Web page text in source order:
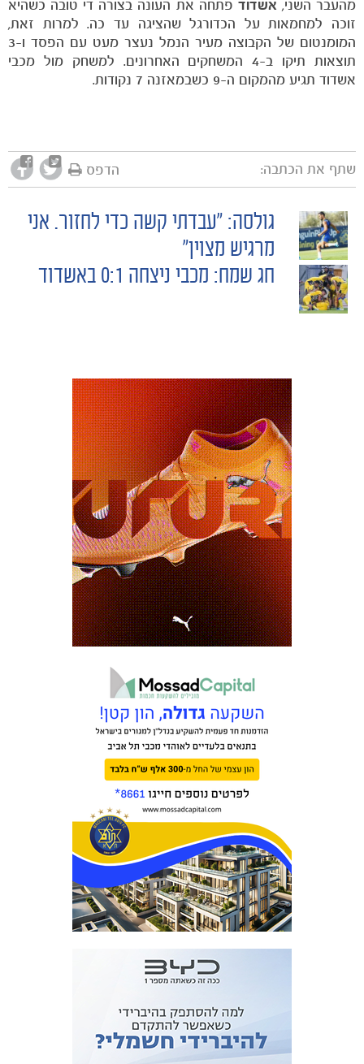
כרטיסים
מהעבר השני, אשדוד פתחה את העונה בצורה די טובה כשהיא
זוכה למחמאות על הכדורגל שהציגה עד כה. למרות זאת,
המומנטום של הקבוצה מעיר הנמל נעצר מעט עם הפסד ו-3
תוצאות תיקו ב-4 המשחקים האחרונים. למשחק מול מכבי
אשדוד תגיע מהמקום ה-9 כשבמאזנה 7 נקודות.
שתף את הכתבה: הדפס
POST
NAVIGATION
גולסה: "עבדתי קשה כדי לחזור. אני
מרגיש מצוין"
חג שמח: מכבי ניצחה 0:1 באשדוד